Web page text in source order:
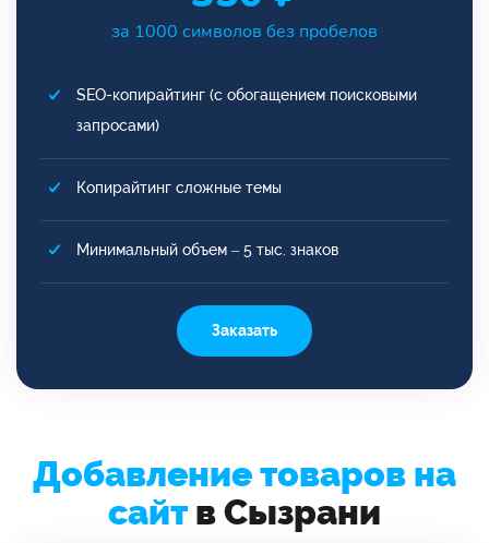
за 1000 символов без пробелов
SEO-копирайтинг (с обогащением поисковыми
запросами)
Копирайтинг сложные темы
Минимальный объем – 5 тыс. знаков
Заказать
Добавление товаров на
сайт в Сызрани